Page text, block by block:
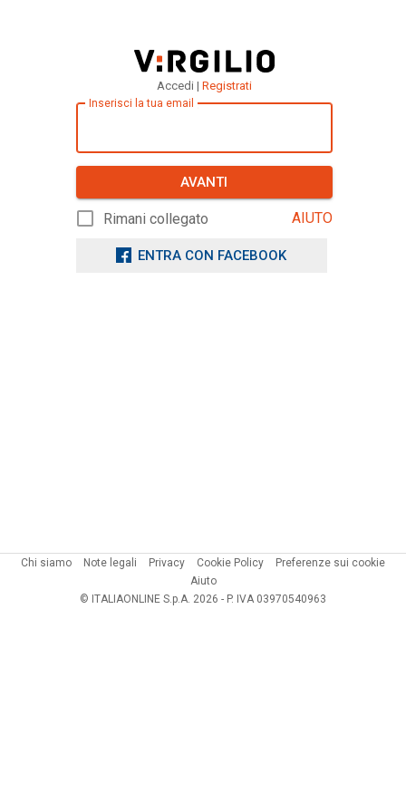
Accedi | Registrati
Inserisci la tua email
AVANTI
Rimani collegato AIUTO
ENTRA CON FACEBOOK
Chi siamo Note legali Privacy Cookie Policy
Preferenze sui cookie
Aiuto
© ITALIAONLINE S.p.A. 2026 - P. IVA 03970540963